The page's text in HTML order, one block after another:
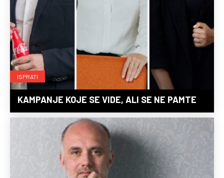
ISPRATI
KAMPANJE KOJE SE VIDE, ALI SE NE PAMTE